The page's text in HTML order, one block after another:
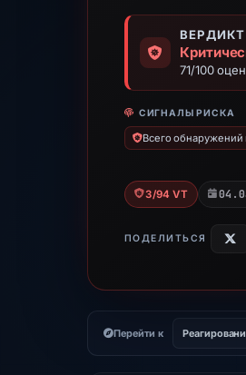
71/100
СИГНАЛЫ РИСКА
Всего обнаружений
3/94 VT
ПОДЕЛИТЬСЯ
Перейти к